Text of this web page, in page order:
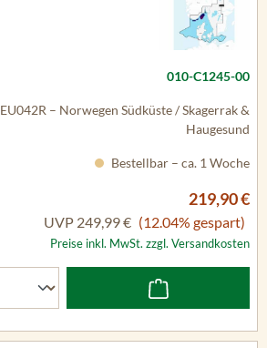
010-C1245-00
EU042R – Norwegen Südküste / Skagerrak &
Haugesund
Bestellbar – ca. 1 Woche
219,90 €
UVP 249,99 € (12.04% gespart)
Preise inkl. MwSt. zzgl. Versandkosten